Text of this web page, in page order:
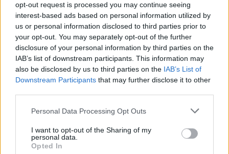
opt-out request is processed you may continue seeing
interest-based ads based on personal information utilized by
us or personal information disclosed to third parties prior to
your opt-out. You may separately opt-out of the further
disclosure of your personal information by third parties on the
IAB’s list of downstream participants. This information may
also be disclosed by us to third parties on the IAB’s List of
Downstream Participants that may further disclose it to other
Personal Data Processing Opt Outs
I want to opt-out of the Sharing of my
personal data.
Opted In
gość
Forum:Moda i styl życia
Stylo czarna, damska bluzka?
Widziałyście albo może kupiłyście sobie jakąś fajną,
stylową, czarną bluzkę? Szukam, szukam i znaleźć nie
mogę a bardzo takiej potrzebuje :(
poison_ivy
Forum: